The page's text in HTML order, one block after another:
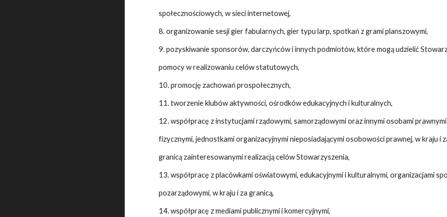
społecznościowych, w sieci internetowej,
8. organizowanie sesji gier fabularnych, gier typu larp, spotkań z grami planszowymi,
9. pozyskiwanie sponsorów, darczyńców i innych podmiotów, które mogą udzielić
pomocy w realizowaniu celów statutowych,
10. promocję zachowań prospołecznych,
11. tworzenie klubów aktywności, ośrodków edukacyjnych i kulturalnych,
12. współpracę z instytucjami rządowymi, samorządowymi oraz innymi osobami
fizycznymi, jednostkami organizacyjnymi nieposiadającymi osobowości prawnej, w kraju i
granicą zainteresowanymi realizacją celów Stowarzyszenia,
13. współpracę z placówkami oświatowymi, edukacyjnymi i kulturalnymi, organizacjami
pozarządowymi, w kraju i za granicą,
14. współpracę z mediami publicznymi i komercyjnymi,